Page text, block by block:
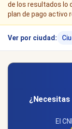
de los resultados lo
plan de pago activo
Ver por ciudad:
El